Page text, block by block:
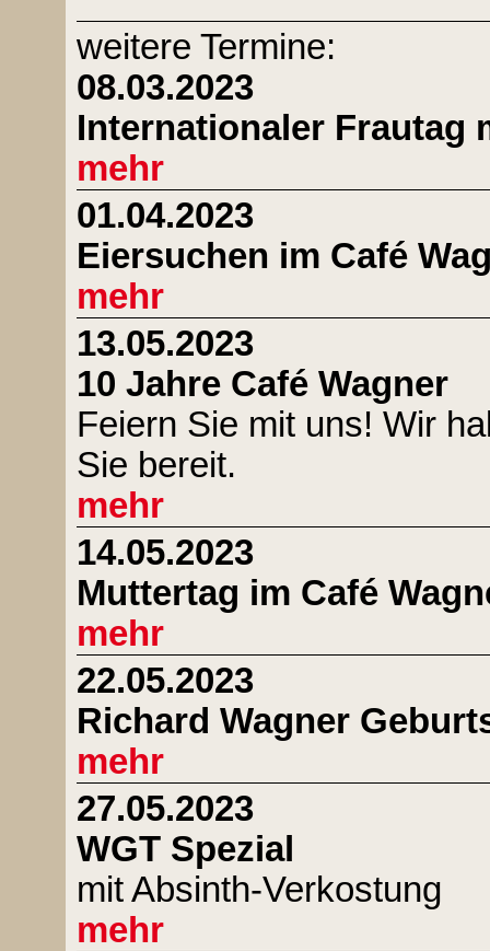
weitere Termine:
08.03.2023
Internationaler Frautag
mehr
01.04.2023
Eiersuchen im Café
mehr
13.05.2023
10 Jahre Café Wagner
Feiern Sie mit uns! Wir
Sie bereit.
mehr
14.05.2023
Muttertag im Café
mehr
22.05.2023
Richard Wagner
mehr
27.05.2023
WGT Spezial
mit Absinth-Verkostung
mehr